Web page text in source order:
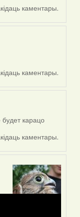
каментары.
каментары.
карацо
каментары.